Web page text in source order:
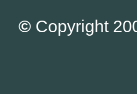
© Copyright